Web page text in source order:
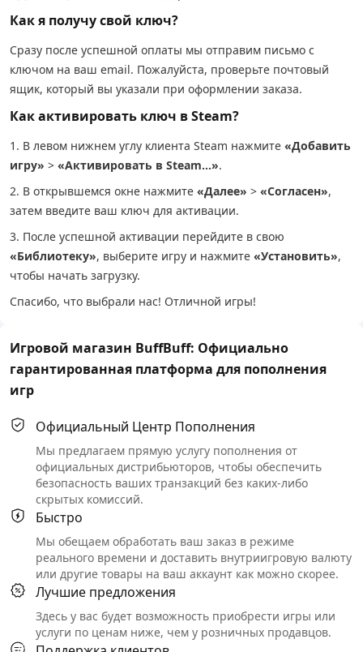
Как я получу свой ключ?
Сразу после успешной оплаты мы отправим письмо с
ключом на ваш email. Пожалуйста, проверьте почтовый
ящик, который вы указали при оформлении заказа.
Как активировать ключ в Steam?
1. В левом нижнем углу клиента Steam нажмите «Добавить
игру» > «Активировать в Steam…».
2. В открывшемся окне нажмите «Далее» > «Согласен»,
затем введите ваш ключ для активации.
3. После успешной активации перейдите в свою
«Библиотеку», выберите игру и нажмите «Установить»,
чтобы начать загрузку.
Спасибо, что выбрали нас! Отличной игры!
Игровой магазин BuffBuff: Официально
гарантированная платформа для пополнения
игр
Официальный Центр Пополнения
Мы предлагаем прямую услугу пополнения от
официальных дистрибьюторов, чтобы обеспечить
безопасность ваших транзакций без каких-либо
скрытых комиссий.
Быстро
Мы обещаем обработать ваш заказ в режиме
реального времени и доставить внутриигровую валюту
или другие товары на ваш аккаунт как можно скорее.
Лучшие предложения
Здесь у вас будет возможность приобрести игры или
услуги по ценам ниже, чем у розничных продавцов.